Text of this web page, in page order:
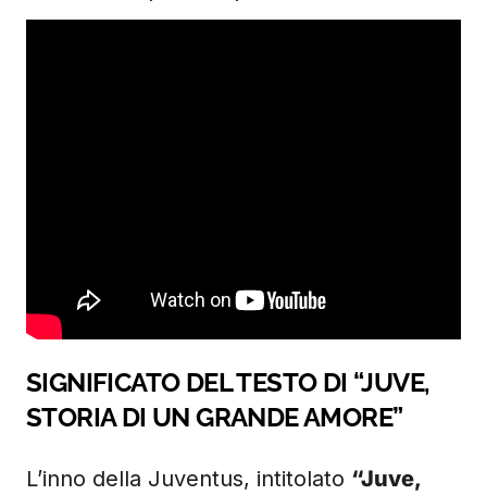
SIGNIFICATO DEL TESTO DI “JUVE,
STORIA DI UN GRANDE AMORE”
L’inno della Juventus, intitolato “Juve,